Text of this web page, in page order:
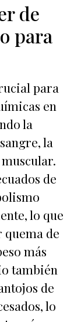
de
para
para
en
la
la
de
lo que
de
más
también
de
lo